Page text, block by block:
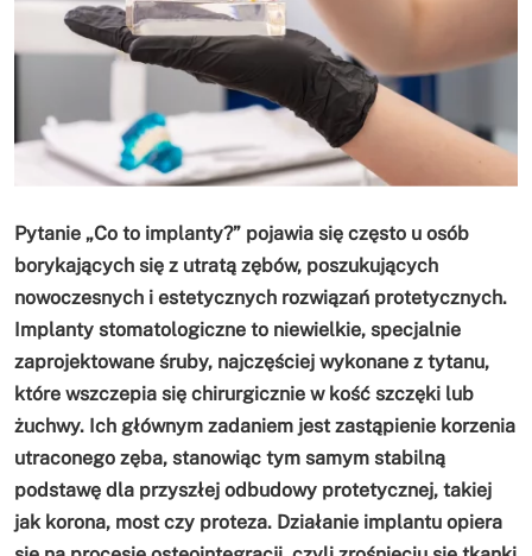
Pytanie „Co to implanty?” pojawia się często u osób
borykających się z utratą zębów, poszukujących
nowoczesnych i estetycznych rozwiązań protetycznych.
Implanty stomatologiczne to niewielkie, specjalnie
zaprojektowane śruby, najczęściej wykonane z tytanu,
które wszczepia się chirurgicznie w kość szczęki lub
żuchwy. Ich głównym zadaniem jest zastąpienie korzenia
utraconego zęba, stanowiąc tym samym stabilną
podstawę dla przyszłej odbudowy protetycznej, takiej
jak korona, most czy proteza. Działanie implantu opiera